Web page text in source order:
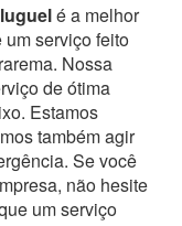
é a melhor
serviço feito
Nossa
de ótima
Estamos
também agir
Se você
não hesite
um serviço